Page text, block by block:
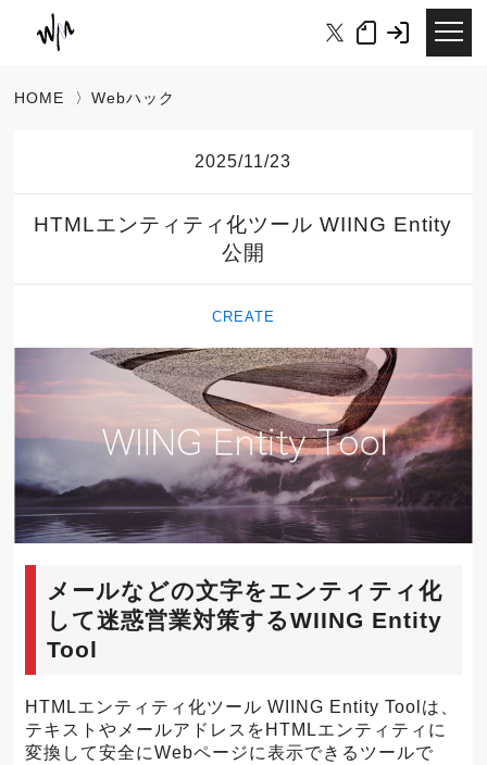
HOME 〉Webハック
2025/11/23
HTMLエンティティ化ツール WIING Entity
公開
CREATE
メールなどの文字をエンティティ化
して迷惑営業対策するWIING Entity
Tool
HTMLエンティティ化ツール WIING Entity Toolは、
テキストやメールアドレスをHTMLエンティティに
変換して安全にWebページに表示できるツールで